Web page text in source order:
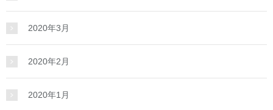
2020年3月
2020年2月
2020年1月